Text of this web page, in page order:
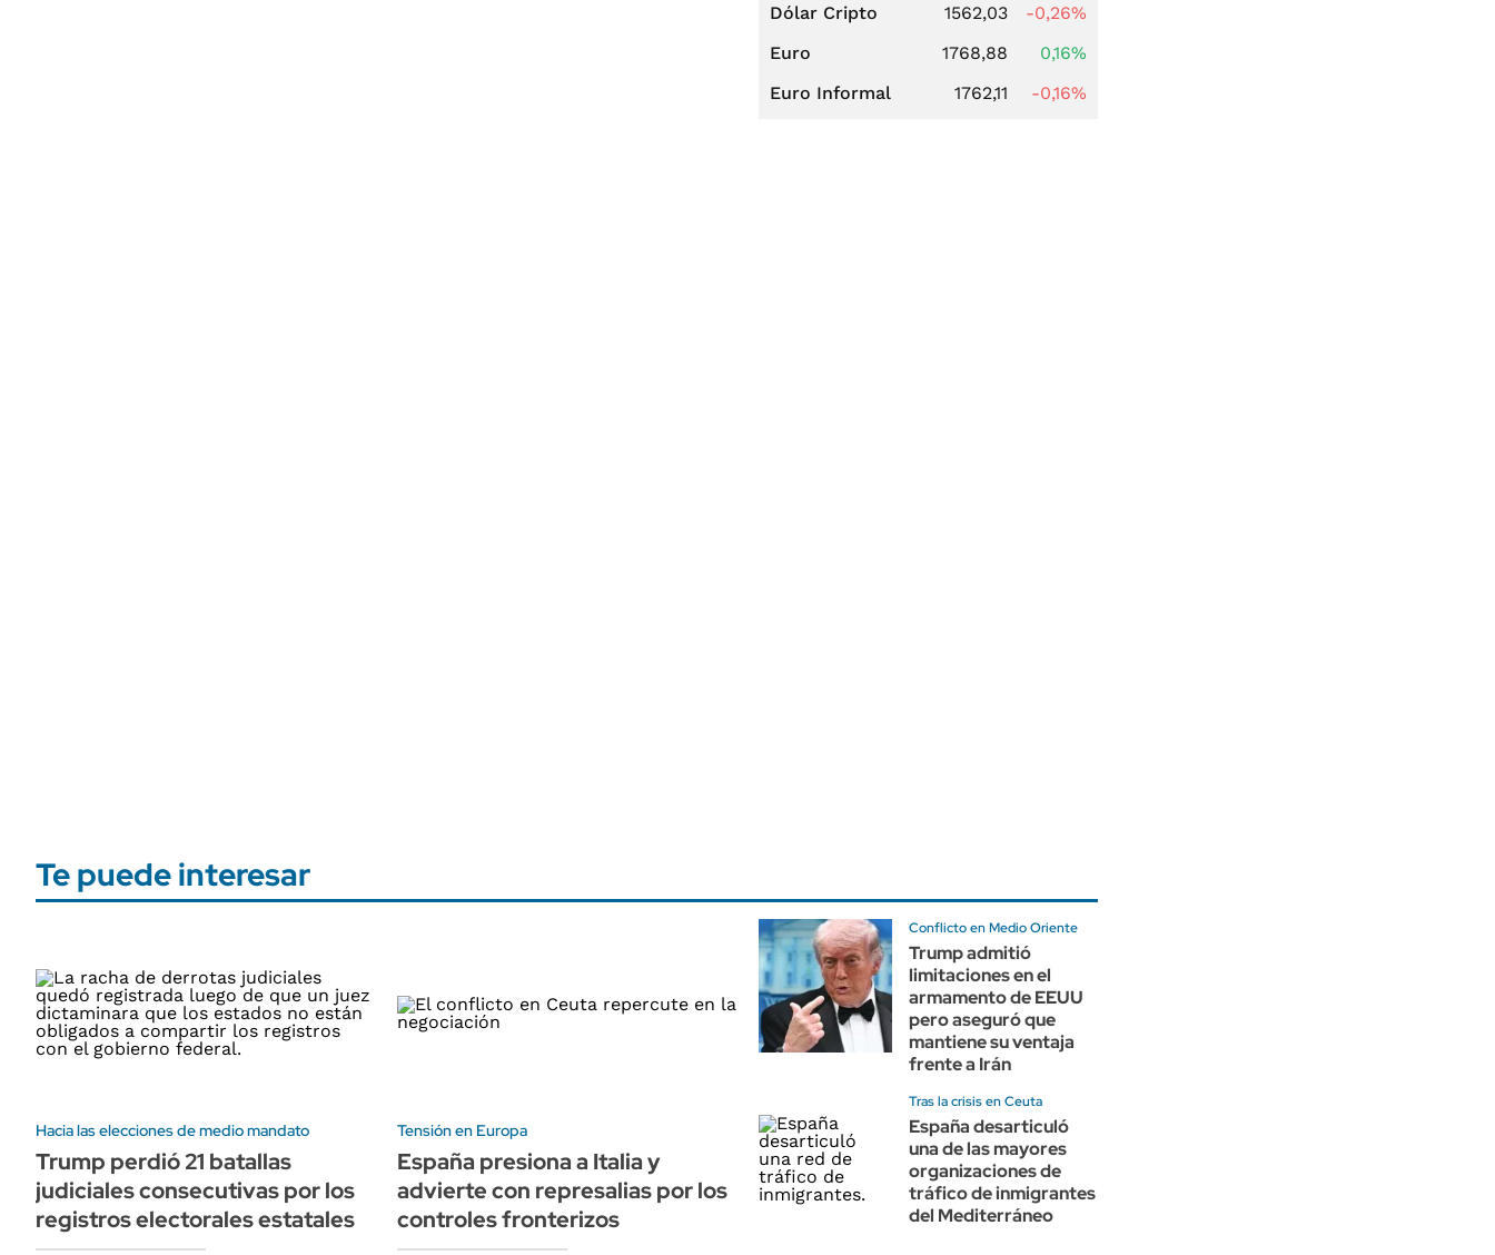
Dólar Cripto 1562,03
-0,26%
Euro
1768,88
0,16%
Euro Informal
1762,11 -0,16%
Te puede interesar
Hacia las elecciones de medio mandato
Trump perdió 21 batallas
judiciales consecutivas por los
registros electorales estatales
Tensión en Europa
España presiona a Italia y
advierte con represalias por los
controles fronterizos
Conflicto en Medio Oriente
Trump admitió
limitaciones en el
armamento de EEUU
pero aseguró que
mantiene su ventaja
frente a Irán
Tras la crisis en Ceuta
España desarticuló
una de las mayores
organizaciones de
tráfico de inmigrantes
del Mediterráneo